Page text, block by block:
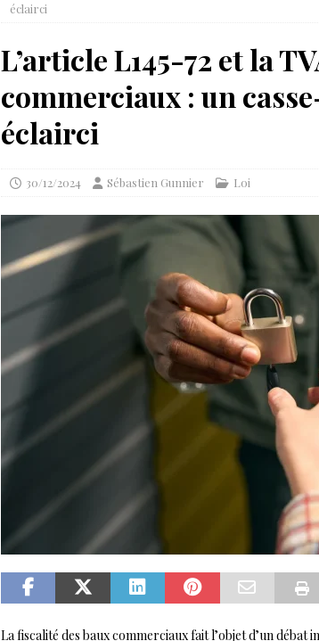
éclairci
L’article L145-72 et la
commerciaux : un
éclairci
30/12/2024 Sébastien Gunnier Loi
La fiscalité des baux commerciaux fait l’objet d’un débat